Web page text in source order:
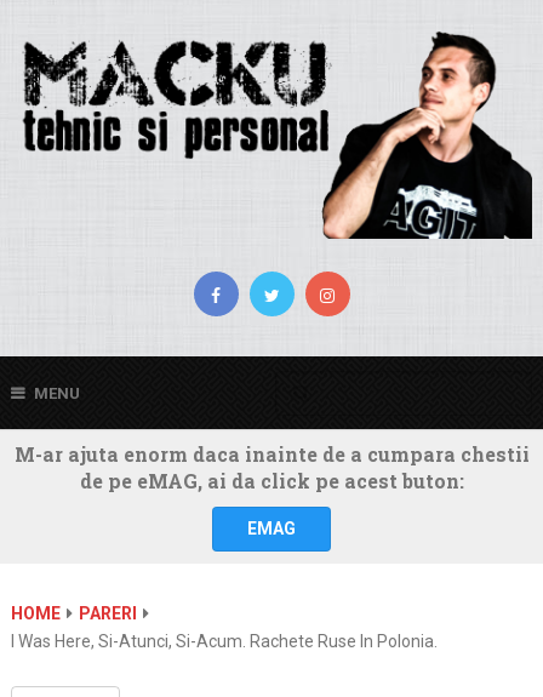
MENU
M-ar ajuta enorm daca inainte de a cumpara chestii
de pe eMAG, ai da click pe acest buton:
EMAG
HOME
PARERI
I Was Here, Si-Atunci, Si-Acum. Rachete Ruse In Polonia.